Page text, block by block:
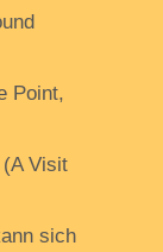
Point,
Visit
sich